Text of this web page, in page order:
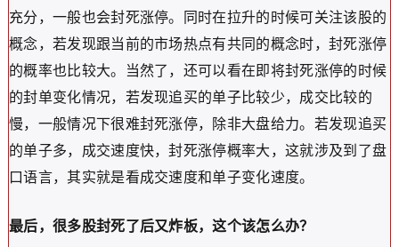
充分，一般也会封死涨停。同时在拉升的时候可关注该股的
概念，若发现跟当前的市场热点有共同的概念时，封死涨停
的概率也比较大。当然了，还可以看在即将封死涨停的时候
的封单变化情况，若发现追买的单子比较少，成交比较的
慢，一般情况下很难封死涨停，除非大盘给力。若发现追买
的单子多，成交速度快，封死涨停概率大，这就涉及到了盘
口语言，其实就是看成交速度和单子变化速度。
最后，很多股封死了后又炸板，这个该怎么办？